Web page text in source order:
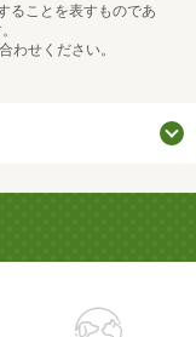
ることを表すものであ
わせください。